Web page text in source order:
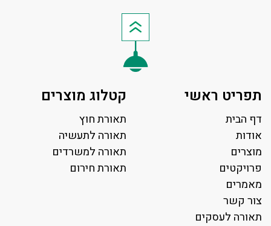
תפריט ראשי
דף הבית
אודות
מוצרים
פרויקטים
מאמרים
צור קשר
תאורה לעסקים
קטלוג מוצרים
תאורת חוץ
תאורה לתעשיה
תאורה למשרדים
תאורת חירום